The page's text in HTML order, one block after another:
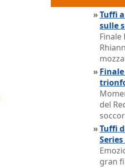
»Tuffi
sulle
Finale
»
del
»Tuffi
gran